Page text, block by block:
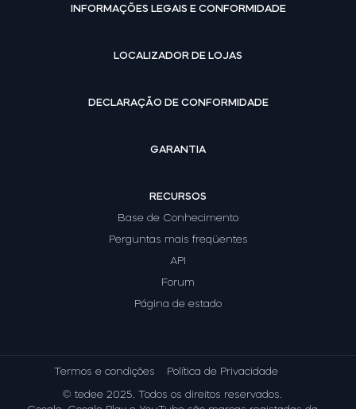
INFORMAÇÕES LEGAIS E CONFORMIDADE
LOCALIZADOR DE LOJAS
DECLARAÇÃO DE CONFORMIDADE
GARANTIA
RECURSOS
Base de Conhecimento
Perguntas mais freqüentes
API
Forum
Página de estado
Termos e condições Política de Privacidade
© tedee 2025. Todos os direitos reservados.